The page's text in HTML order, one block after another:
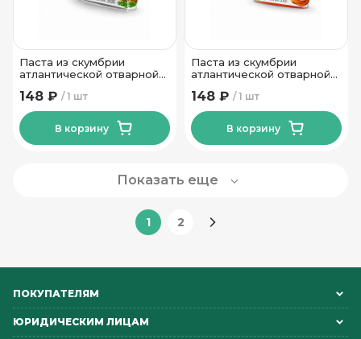
Паста из скумбрии
атлантической отварной
гр
1 шт
148 ₽
В корзину
Паста из скумбрии
атлантической отварной
150 гр
1 шт
148 ₽
В корзину
Показать еще
1 2
ПОКУПАТЕЛЯМ
ЮРИДИЧЕСКИМ ЛИЦАМ